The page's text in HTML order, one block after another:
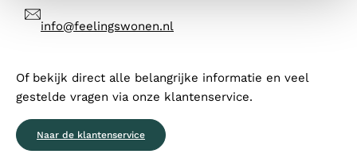
info@feelingswonen.nl
Of bekijk direct alle belangrijke informatie en veel
gestelde vragen via onze klantenservice.
Naar de klantenservice